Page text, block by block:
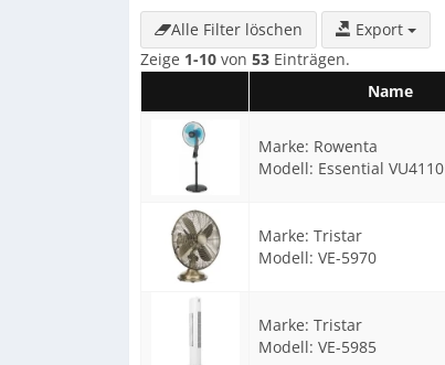
Alle Filter löschen
Export
Zeige 1-10 von 53 Einträgen.
Name
Marke: Rowenta
Modell: Essential VU4110
Marke: Tristar
Modell: VE-5970
Marke: Tristar
Modell: VE-5985